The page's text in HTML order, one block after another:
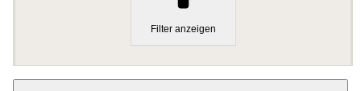
Filter anzeigen